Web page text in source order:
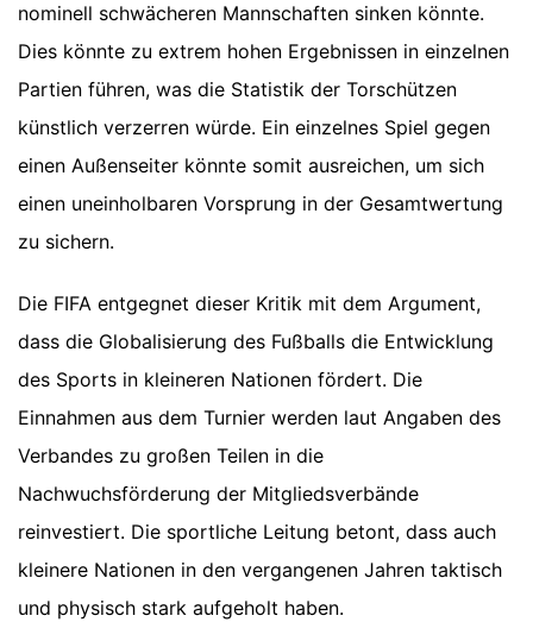
nominell schwächeren Mannschaften sinken könnte.
Dies könnte zu extrem hohen Ergebnissen in einzelnen
Partien führen, was die Statistik der Torschützen
künstlich verzerren würde. Ein einzelnes Spiel gegen
einen Außenseiter könnte somit ausreichen, um sich
einen uneinholbaren Vorsprung in der Gesamtwertung
zu sichern.
Die FIFA entgegnet dieser Kritik mit dem Argument,
dass die Globalisierung des Fußballs die Entwicklung
des Sports in kleineren Nationen fördert. Die
Einnahmen aus dem Turnier werden laut Angaben des
Verbandes zu großen Teilen in die
Nachwuchsförderung der Mitgliedsverbände
reinvestiert. Die sportliche Leitung betont, dass auch
kleinere Nationen in den vergangenen Jahren taktisch
und physisch stark aufgeholt haben.